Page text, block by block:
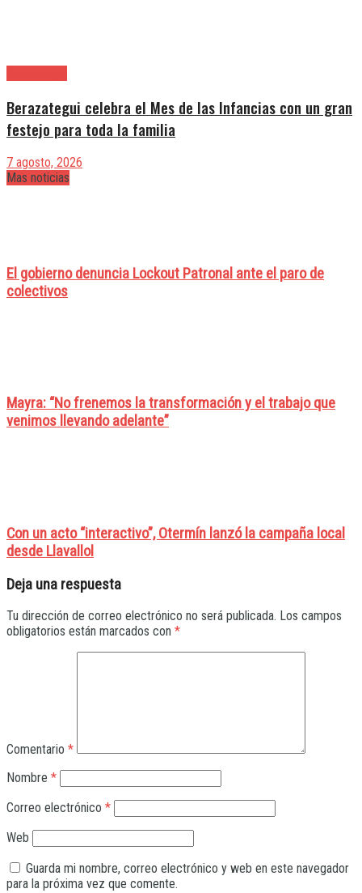
Berazategui celebra el Mes de las Infancias con un gran
festejo para toda la familia
7 agosto, 2026
Mas noticias
El gobierno denuncia Lockout Patronal ante el paro de
colectivos
Mayra: “No frenemos la transformación y el trabajo que
venimos llevando adelante”
Con un acto “interactivo”, Otermín lanzó la campaña local
desde Llavallol
Deja una respuesta
Tu dirección de correo electrónico no será publicada. Los campos
obligatorios están marcados con *
Comentario *
Nombre *
Correo electrónico *
Web
Guarda mi nombre, correo electrónico y web en este navegador
para la próxima vez que comente.